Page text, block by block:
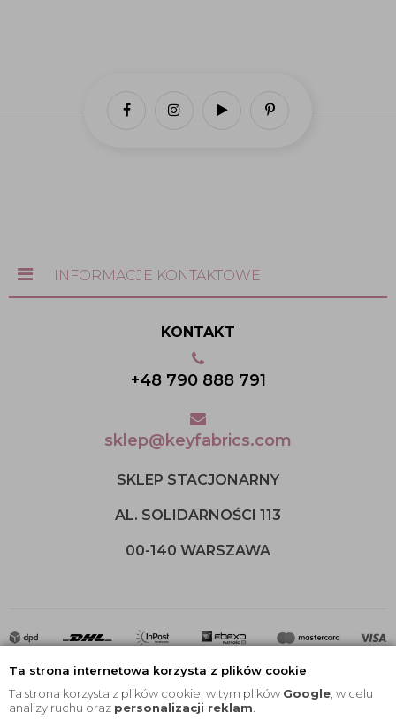
Ta strona internetowa korzysta z plików cookie
Ta strona korzysta z plików cookie, w tym plików Google , w celu
analizy ruchu oraz personalizacji reklam
INFORMACJE KONTAKTOWE
KONTAKT
+48 790 888 791
sklep@keyfabrics.com
SKLEP STACJONARNY
AL. SOLIDARNOŚCI 113
00-140 WARSZAWA